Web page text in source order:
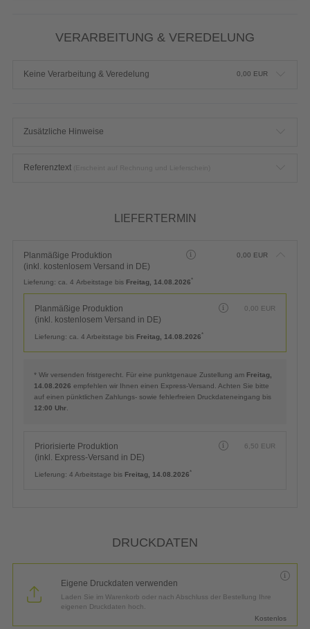
VERARBEITUNG & VEREDELUNG
Keine Verarbeitung & Veredelung 0,00 EUR
Zusätzliche Hinweise
Referenztext
LIEFERTERMIN
Planmäßige Produktion
(inkl. kostenlosem Versand in DE)
0,00 EUR
Lieferung: ca. 4 Arbeitstage bis Freitag, 14.08.2026*
Planmäßige Produktion
(inkl. kostenlosem Versand in DE)
0,00 EUR
Lieferung: ca. 4 Arbeitstage bis Freitag, 14.08.2026*
* Wir versenden fristgerecht. Für eine punktgenaue Zustellung am Freitag,
14.08.2026 empfehlen wir Ihnen einen Express-Versand. Achten Sie bitte
auf einen pünktlichen Zahlungs- sowie fehlerfreien Druckdateneingang bis
12:00 Uhr
Priorisierte Produktion
(inkl. Express-Versand in DE)
6,50 EUR
Lieferung: 4 Arbeitstage bis Freitag, 14.08.2026*
DRUCKDATEN
Eigene Druckdaten verwenden
Laden Sie im Warenkorb oder nach Abschluss der Bestellung Ihre
eigenen Druckdaten hoch.
Kostenlos